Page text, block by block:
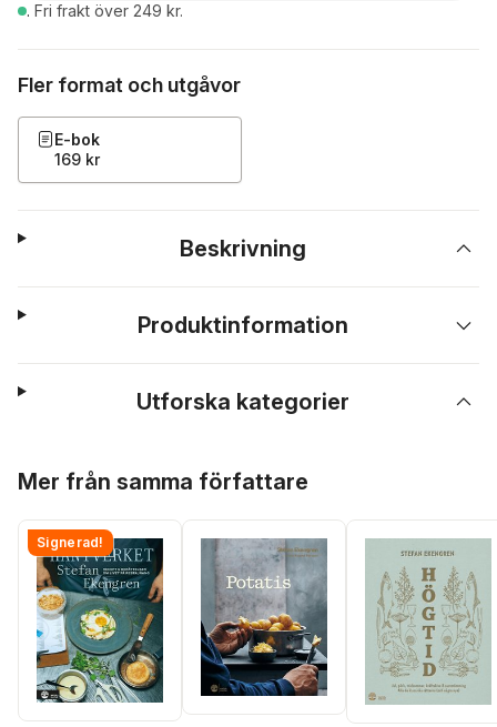
. Fri frakt över 249 kr.
Fler format och utgåvor
E-bok
169 kr
Beskrivning
Produktinformation
Utforska kategorier
Mer från samma författare
Signerad!